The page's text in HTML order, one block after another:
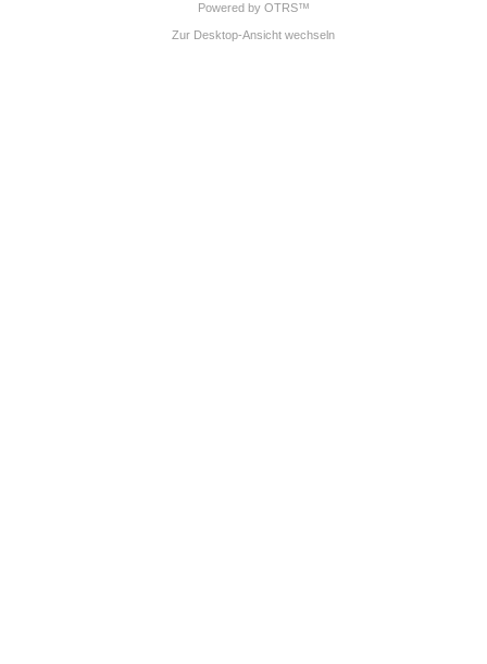
Powered by OTRS™
Zur Desktop-Ansicht wechseln